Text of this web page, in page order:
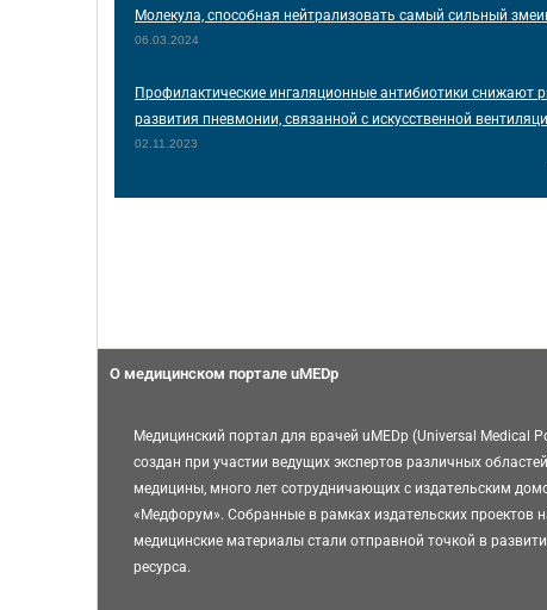
Молекула, способная нейтрализовать самый сильный
06.03.2024
Профилактические ингаляционные антибиотики снижают
развития пневмонии, связанной с искусственной
02.11.2023
О медицинском портале uMEDp
Медицинский портал для врачей uMEDp (Universal Medical
создан при участии ведущих экспертов различных областей
медицины, много лет сотрудничающих с издательским
«Медфорум». Собранные в рамках издательских проектов
медицинские материалы стали отправной точкой в
ресурса.